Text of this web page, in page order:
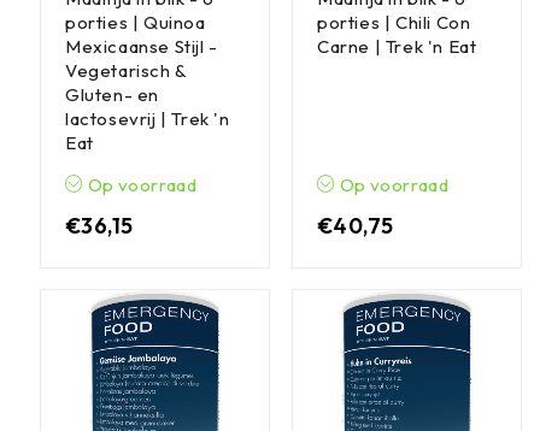
porties | Quinoa
Mexicaanse Stijl -
Vegetarisch &
Gluten- en
lactosevrij | Trek 'n
Eat
Op voorraad
€36,15
porties | Chili Con
Carne | Trek 'n Eat
Op voorraad
€40,75